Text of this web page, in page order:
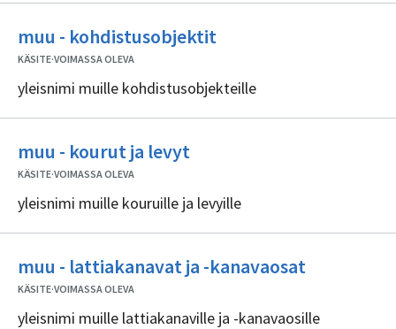
muu - kohdistusobjektit
sisällöntuottajia
KÄSITE·VOIMASSA OLEVA
yleisnimi muille kohdistusobjekteille
muu - kourut ja levyt
sisällöntuottajia
KÄSITE·VOIMASSA OLEVA
yleisnimi muille kouruille ja levyille
muu - lattiakanavat ja -kanavaosat
KÄSITE·VOIMASSA OLEVA
yleisnimi muille lattiakanaville ja -kanavaosille